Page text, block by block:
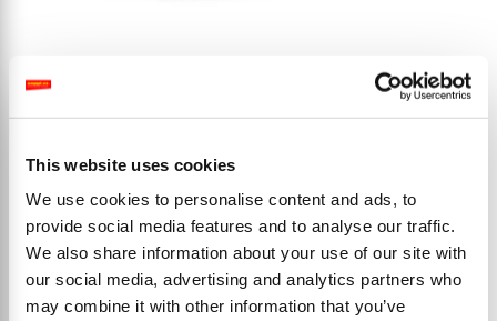
This website uses cookies
We use cookies to personalise content and ads, to
provide social media features and to analyse our traffic.
We also share information about your use of our site with
our social media, advertising and analytics partners who
may combine it with other information that you’ve
Broyeur à marteaux réversible de la classe de